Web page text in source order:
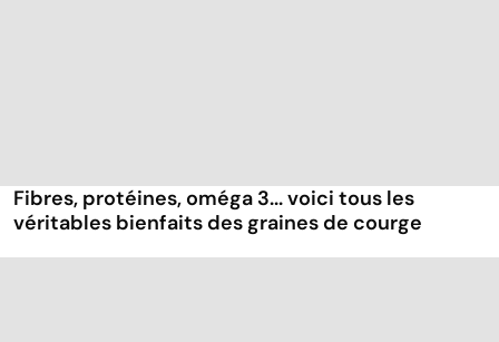
Fibres, protéines, oméga 3... voici tous les
véritables bienfaits des graines de courge